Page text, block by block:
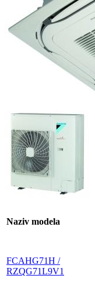
Naziv modela
FCAHG71H /
RZQG71L9V1